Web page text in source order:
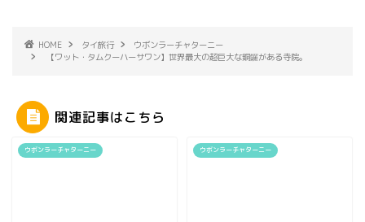
HOME タイ旅行
ウボンラーチャターニー
【ワット・タムクーハーサワン】世界最大の超巨大な銅鑼がある寺院。
関連記事はこちら
ウボンラーチャターニー ウボンラーチャターニー